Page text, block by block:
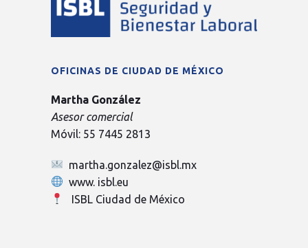
OFICINAS DE CIUDAD DE MÉXICO
Martha González
Asesor comercial
Móvil: 55 7445 2813
martha.gonzalez@isbl.mx
www. isbl.eu
ISBL Ciudad de México